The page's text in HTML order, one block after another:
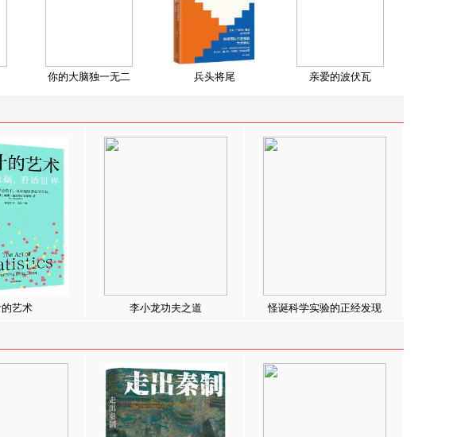
你的大脑独一无二 兵头将尾 亲爱的波伏瓦
艺术 李小龙功夫之道 怪诞科学实验的正经发现